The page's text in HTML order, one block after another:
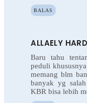
BALAS
ALLAELY
Baru tahu
peduli
memang blm
banyak yg
KBR bisa lebih